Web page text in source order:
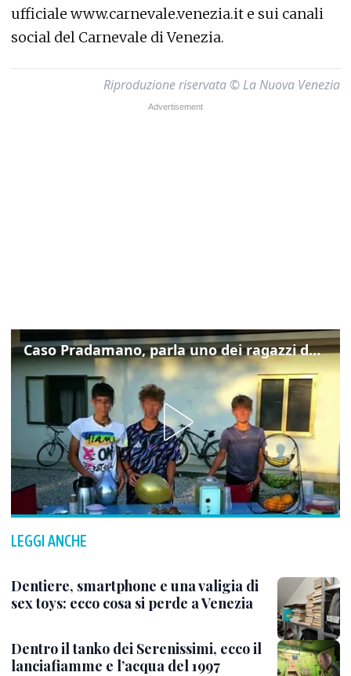
ufficialewww.carnevale.venezia.it e sui canali
social del Carnevale di Venezia.
Riproduzione riservata © La Nuova Venezia
Caso Pradamano, parla uno dei ragazzi denunciati per la limonata: "Volevo anche aiutare i miei"
LEGGI ANCHE
Dentiere, smartphone e una valigia di
sex toys: ecco cosa si perde a Venezia
Dentro il tanko dei Serenissimi, ecco il
lanciafiamme e l’acqua del 1997